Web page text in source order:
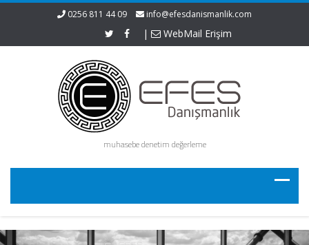
0256 811 44 09 info@efesdanismanlik.com
| WebMail Erişim
muhasebe denetim değerleme